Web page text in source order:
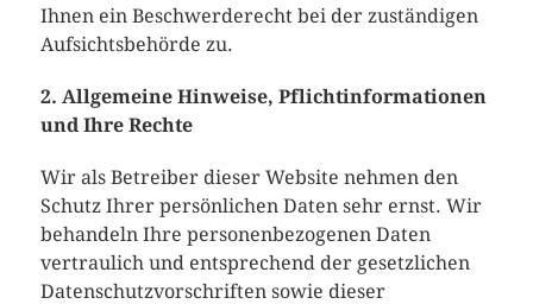
Ihnen ein Beschwerderecht bei der zuständigen
Aufsichtsbehörde zu.
2. Allgemeine Hinweise, Pflichtinformationen
und Ihre Rechte
Wir als Betreiber dieser Website nehmen den
Schutz Ihrer persönlichen Daten sehr ernst. Wir
behandeln Ihre personenbezogenen Daten
vertraulich und entsprechend der gesetzlichen
Datenschutzvorschriften sowie dieser